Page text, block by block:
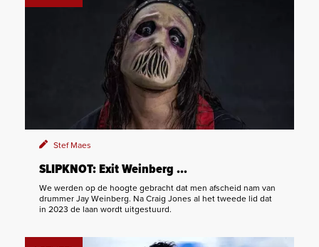
Stef Maes
SLIPKNOT: Exit Weinberg ...
We werden op de hoogte gebracht dat men afscheid nam van
drummer Jay Weinberg. Na Craig Jones al het tweede lid dat
in 2023 de laan wordt uitgestuurd.